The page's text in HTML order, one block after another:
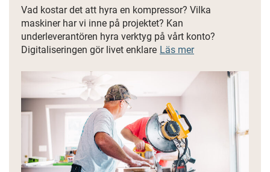
Vad kostar det att hyra en kompressor? Vilka
maskiner har vi inne på projektet? Kan
underleverantören hyra verktyg på vårt konto?
Digitaliseringen gör livet enklare Läs mer